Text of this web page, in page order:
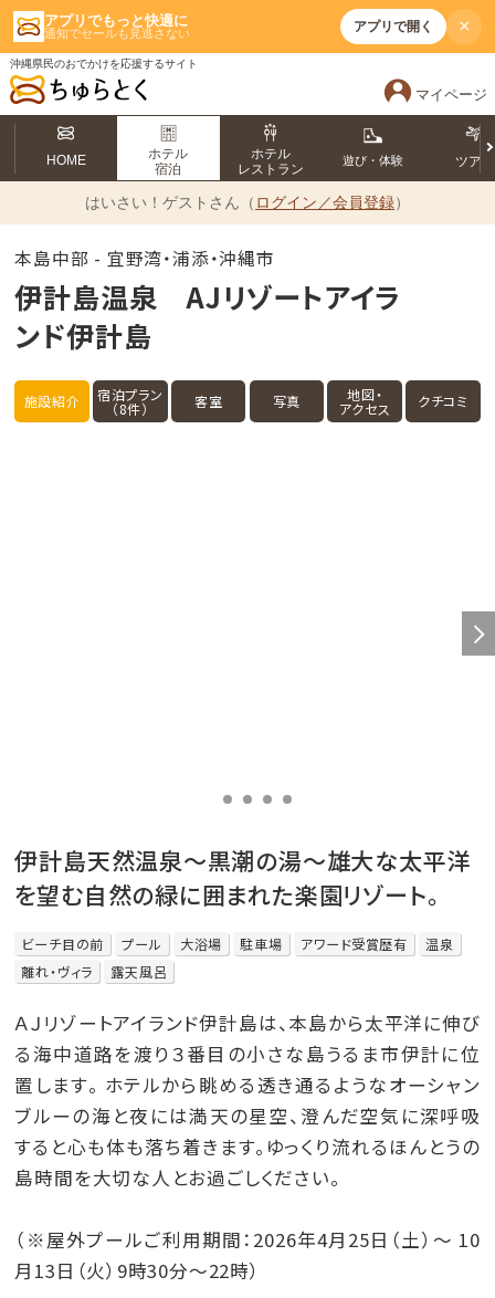
アプリでもっと快適に
通知でセールも見逃さない アプリで開く ×
沖縄県民のおでかけを応援するサイト
マイページ
HOME
ホテル
宿泊
ホテル
レストラン
遊び・体験 ツアー
はいさい！ ゲストさん（ ログイン／会員登録）
本島中部 - 宜野湾・浦添・沖縄市
伊計島温泉 AJリゾートアイラ
ンド伊計島
施設紹介 宿泊プラン
（8件） 客室 写真 地図・
アクセス クチコミ
伊計島天然温泉～黒潮の湯～雄大な太平洋
を望む自然の緑に囲まれた楽園リゾート。
ビーチ目の前 プール 大浴場 駐車場 アワード受賞歴有
温泉
離れ・ヴィラ
露天風呂
ＡＪリゾートアイランド伊計島は、本島から太平洋に伸び
る海中道路を渡り３番目の小さな島うるま市伊計に位
置します。 ホテルから眺める透き通るようなオーシャン
ブルーの海と夜には満天の星空、澄んだ空気に深呼吸
すると心も体も落ち着きます。ゆっくり流れるほんとうの
島時間を大切な人とお過ごしください。
（※屋外プールご利用期間：2026年4月25日（土）～ 10
月13日（火）9時30分～22時）